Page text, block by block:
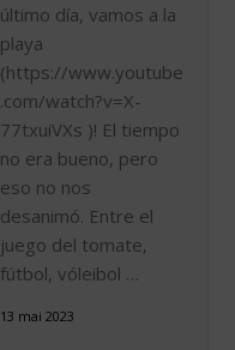
último día, vamos a la
playa
(https://www.youtube
.com/watch?v=X-
77txuiVXs )! El tiempo
no era bueno, pero
eso no nos
desanimó. Entre el
juego del tomate,
fútbol, vóleibol …
13 mai 2023